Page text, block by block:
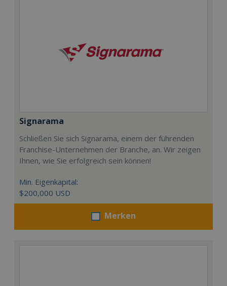
Signarama
Schließen Sie sich Signarama, einem der führenden
Franchise-Unternehmen der Branche, an. Wir zeigen
Ihnen, wie Sie erfolgreich sein können!
Min. Eigenkapital:
$200,000 USD
Merken